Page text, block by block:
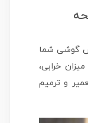
گوشی شما
خرابی،
و ترمیم